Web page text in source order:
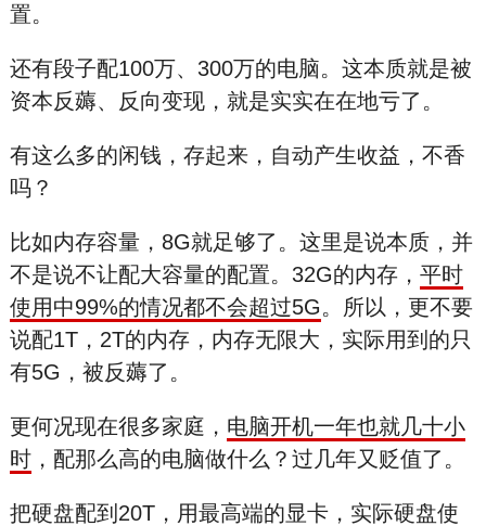
置。
还有段子配100万、300万的电脑。这本质就是被
资本反薅、反向变现，就是实实在在地亏了。
有这么多的闲钱，存起来，自动产生收益，不香
吗？
比如内存容量，8G就足够了。这里是说本质，并
不是说不让配大容量的配置。32G的内存， 平时
使用中99%的情况都不会超过5G。所以，更不要
说配1T，2T的内存，内存无限大，实际用到的只
有5G，被反薅了。
更何况现在很多家庭， 电脑开机一年也就几十小
时，配那么高的电脑做什么？过几年又贬值了。
把硬盘配到20T，用最高端的显卡，实际硬盘使